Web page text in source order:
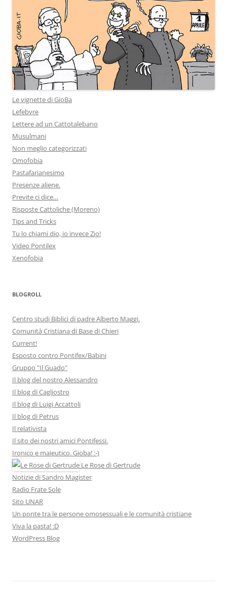
Le vignette di GioBa
Lefebvre
Lettere ad un Cattotalebano
Musulmani
Non meglio categorizzati
Omofobia
Pastafarianesimo
Presenze aliene.
Previte ci dice…
Risposte Cattoliche (Moreno)
Tips and Tricks
Tu lo chiami dio, io invece Zio!
Video Pontilex
Xenofobia
BLOGROLL
Centro studi Biblici di padre Alberto Maggi.
Comunità Cristiana di Base di Chieri
Current!
Esposto contro Pontifex/Babini
Gruppo "Il Guado"
Il blog del nostro Alessandro
Il blog di Cagliostro
Il blog di Luigi Accattoli
Il blog di Petrus
Il relativista
Il sito dei nostri amici Pontifessi.
Ironico e maieutico. Gioba! :-)
Le Rose di Gertrude
Notizie di Sandro Magister
Radio Frate Sole
Sito UNAR
Un ponte tra le persone omosessuali e le comunità cristiane
Viva la pasta! :D
WordPress Blog